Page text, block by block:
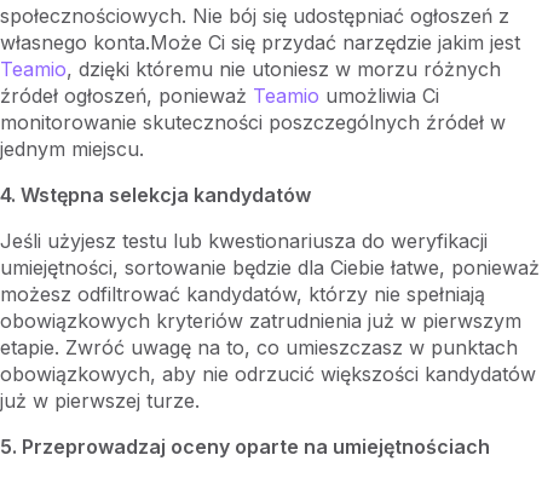
społecznościowych. Nie bój się udostępniać ogłoszeń z
własnego konta.Może Ci się przydać narzędzie jakim jest
Teamio, dzięki któremu nie utoniesz w morzu różnych
źródeł ogłoszeń, ponieważ Teamio umożliwia Ci
monitorowanie skuteczności poszczególnych źródeł w
jednym miejscu.
4. Wstępna selekcja kandydatów
Jeśli użyjesz testu lub kwestionariusza do weryfikacji
umiejętności, sortowanie będzie dla Ciebie łatwe, ponieważ
możesz odfiltrować kandydatów, którzy nie spełniają
obowiązkowych kryteriów zatrudnienia już w pierwszym
etapie. Zwróć uwagę na to, co umieszczasz w punktach
obowiązkowych, aby nie odrzucić większości kandydatów
już w pierwszej turze.
5. Przeprowadzaj oceny oparte na umiejętnościach